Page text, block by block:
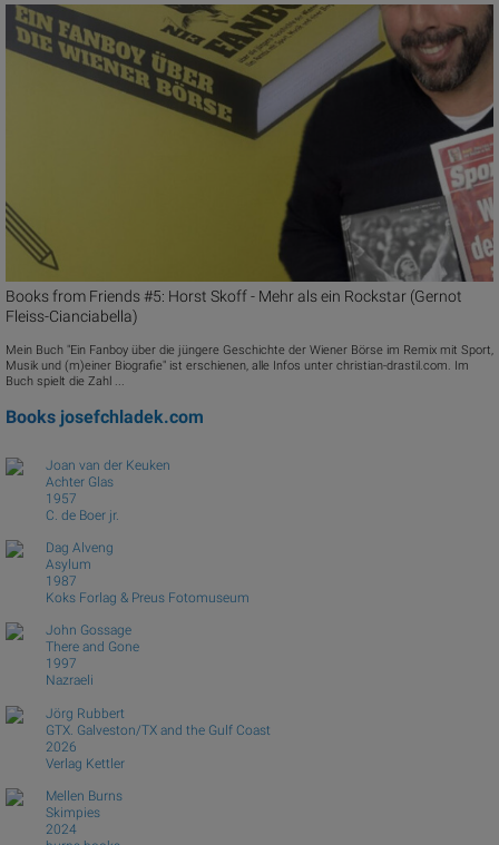
Books from Friends #5: Horst Skoff - Mehr als ein Rockstar (Gernot
Fleiss-Cianciabella)
Mein Buch "Ein Fanboy über die jüngere Geschichte der Wiener Börse im Remix mit Sport,
Musik und (m)einer Biografie" ist erschienen, alle Infos unter christian-drastil.com. Im
Buch spielt die Zahl ...
Books josefchladek.com
Joan van der Keuken
Achter Glas
1957
C. de Boer jr.
Dag Alveng
Asylum
1987
Koks Forlag & Preus Fotomuseum
John Gossage
There and Gone
1997
Nazraeli
Jörg Rubbert
GTX. Galveston/TX and the Gulf Coast
2026
Verlag Kettler
Mellen Burns
Skimpies
2024